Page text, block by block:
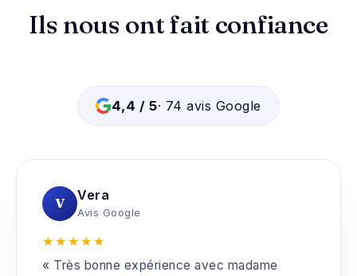
Ils nous ont fait confiance
4,4 / 5· 74 avis Google
V Vera
Avis Google
★★★★★
« Très bonne expérience avec madame